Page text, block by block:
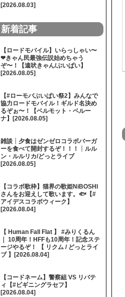
[2026.08.03]
新着記事
【ロードモバイル】いらっしゃい〜
❤きゃん民最強伝説始めちゃう
ぞ〜！【遠吠きゃん/ぶいぱい】
[2026.08.05]
【#ローモバぶいぱい祭2】みんなで
協力ロードモバイル！ギルド名決め
るぞぉ〜！【ベルモット・ベルー
ナ】[2026.08.05]
雑談┊夕食はゼンゼロコラボバーガ
ーを食べて開封するぞ！！！┊ルル
ン・ルルリカ/どっとライブ
[2026.08.05]
【コラボ歌枠】猫界の歌姫NiBOSHI
さんをお迎えして歌います。🐟【#
アイデスコラボウィーク】
[2026.08.04]
【 Human Fall Flat 】 #みりくるん
｜ 10周年！HFFも10周年！記念ステ
ージやるぞ！ 【 リクム / どっとライ
ブ 】[2026.08.04]
【コードネーム】警察組 VS リバテ
ィ【#ビギニングラセフ】
[2026.08.04]